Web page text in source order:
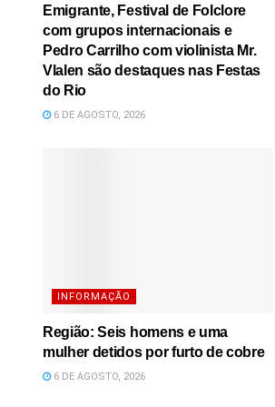
Emigrante, Festival de Folclore
com grupos internacionais e
Pedro Carrilho com violinista Mr.
Vlalen são destaques nas Festas
do Rio
6 DE AGOSTO, 2026
INFORMAÇÃO
Região: Seis homens e uma
mulher detidos por furto de cobre
6 DE AGOSTO, 2026